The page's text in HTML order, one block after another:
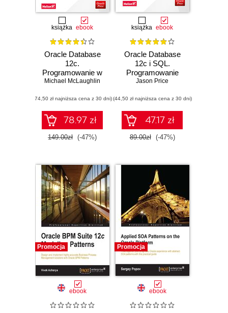
książka ebook
Oracle Database
12c.
Programowanie w
języku PL/SQL
Michael McLaughlin
(74,50 zł najniższa cena z 30 dni)
78.97 zł
149.00zł (-47%)
książka ebook
Oracle Database
12c i SQL.
Programowanie
Jason Price
(44,50 zł najniższa cena z 30 dni)
47.17 zł
89.00zł (-47%)
Promocja
ebook
Promocja
ebook